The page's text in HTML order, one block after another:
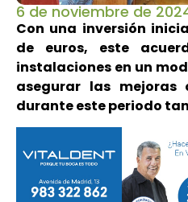
6 de noviembre de
Con una inversión
de euros, este
instalaciones en un
asegurar las mejoras
durante este periodo